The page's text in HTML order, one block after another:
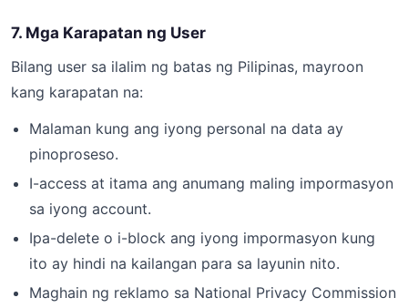
7. Mga Karapatan ng User
Bilang user sa ilalim ng batas ng Pilipinas, mayroon
kang karapatan na:
Malaman kung ang iyong personal na data ay
pinoproseso.
I-access at itama ang anumang maling impormasyon
sa iyong account.
Ipa-delete o i-block ang iyong impormasyon kung
ito ay hindi na kailangan para sa layunin nito.
Maghain ng reklamo sa National Privacy Commission